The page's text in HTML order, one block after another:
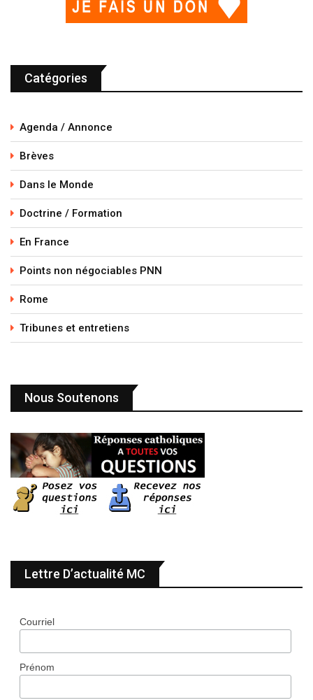
Catégories
Agenda / Annonce
Brèves
Dans le Monde
Doctrine / Formation
En France
Points non négociables PNN
Rome
Tribunes et entretiens
Nous Soutenons
Lettre D’actualité MC
Courriel
Prénom